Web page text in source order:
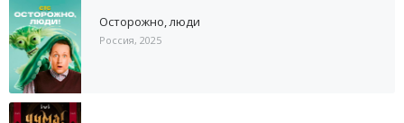
Осторожно, люди
Россия, 2025